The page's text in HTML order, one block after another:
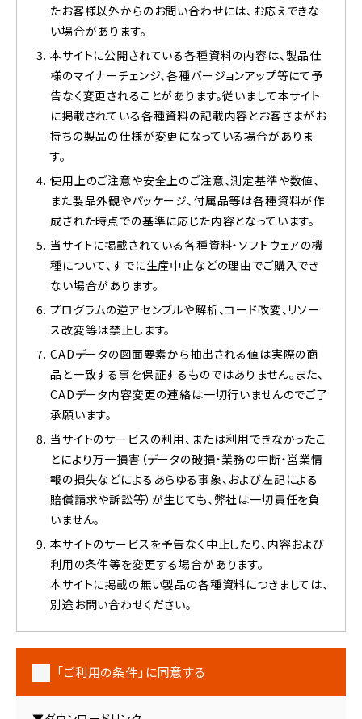
たお客様以外からのお問い合わせには、お応えできな
い場合があります。
本サイトに公開されている各種資料の内容は、製品仕
様のマイナーチェンジ、各種バージョンアップ等にて予
告なく変更されることがあります。従いまして本サイト
に掲載されている各種資料の記載内容とお客さまがお
持ちの製品の仕様が変更になっている場合がありま
す。
使用上のご注意や安全上のご注意、測定基準や数値、
また製品外観やパッケージ、付属品等は各種資料が作
成された時点での基準に応じた内容となっています。
当サイトに掲載されている各種資料・ソフトウェアの機
種について、すでに生産中止などの理由でご購入でき
ない場合があります。
プログラムの逆アセンブルや解析、コード改変、リソー
ス改変等は禁止します。
CADデータの図面要素から抽出される値は実際の商
品と一致する事を保証するものではありません。また、
CADデータ内容変更の連絡は一切行いませんのでご了
承願います。
当サイトのサービスの利用、または利用できなかったこ
とにより万一損害（データの破損・業務の中断・営業情
報の損失などによるあらゆる事象、および左記による
賠償請求や訴訟等）が生じても、弊社は一切責任を負
いません。
本サイトのサービスを予告なく中止したり、内容および
利用の条件等を変更する場合があります。
本サイトに掲載の無い製品の各種資料につきましては、
別途お問い合わせください。
「ご利用の条件」に同意する